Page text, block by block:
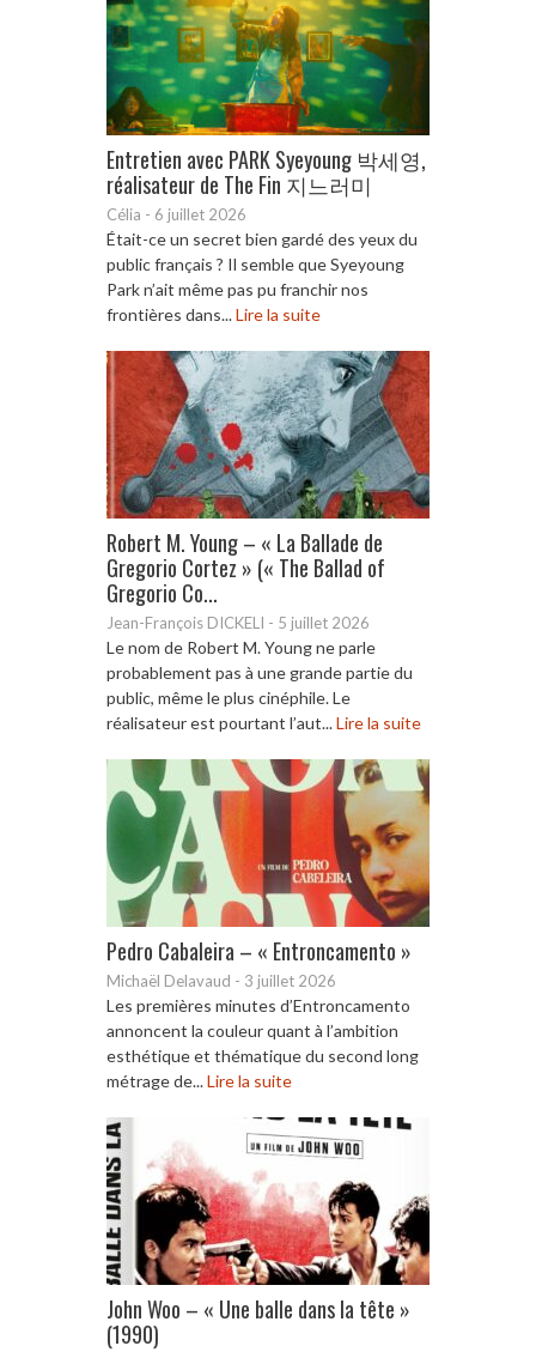
Entretien avec PARK Syeyoung 박세영,
réalisateur de The Fin 지느러미
Célia - 6 juillet 2026
Était-ce un secret bien gardé des yeux du
public français ? Il semble que Syeyoung
Park n’ait même pas pu franchir nos
frontières dans...Lire la suite
Robert M. Young – « La Ballade de
Gregorio Cortez » (« The Ballad of
Gregorio Co...
Jean-François DICKELI - 5 juillet 2026
Le nom de Robert M. Young ne parle
probablement pas à une grande partie du
public, même le plus cinéphile. Le
réalisateur est pourtant l’aut...Lire la suite
Pedro Cabaleira – « Entroncamento »
Michaël Delavaud - 3 juillet 2026
Les premières minutes d’Entroncamento
annoncent la couleur quant à l’ambition
esthétique et thématique du second long
métrage de...Lire la suite
John Woo – « Une balle dans la tête »
(1990)